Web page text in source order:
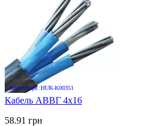
Код товара :HUK-K00351
Кабель АВВГ 4х16
58.91 грн